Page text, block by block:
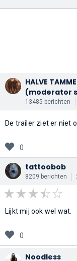
HALVE
(moderator
13485 berichten
De trailer ziet er niet
0
tattoobob
8209 berichten
Lijkt mij ook wel wat.
0
Noodless